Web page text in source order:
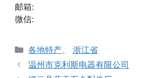
邮箱:
微信:
分
类
各地特产、浙江省
温州市克利斯电器有限公司